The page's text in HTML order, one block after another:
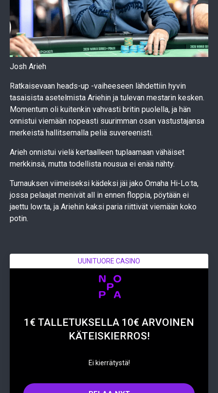
Josh Arieh
Ratkaisevaan heads-up -vaiheeseen lähdettiin hyvin
tasaisista asetelmista Ariehin ja tulevan mestarin kesken.
Momentum oli kuitenkin vahvasti britin puolella, ja hän
onnistui viemään nopeasti suurimman osan vastustajansa
merkeistä hallitsemalla peliä suvereenisti.
Arieh onnistui vielä kertaalleen tuplaamaan vähäiset
merkkinsä, mutta todellista nousua ei enää nähty.
Turnauksen viimeiseksi kädeksi jäi jako Omaha Hi-Lo:ta,
jossa pelaajat menivät all in ennen floppia, pöytään ei
jaettu low:ta, ja Ariehin kaksi paria riittivät viemään koko
potin.
UUNITUORE CASINO
1€ TALLETUKSELLA 10€ ARVOINEN
KÄTEISKIERROS!
Ei kierrätystä!